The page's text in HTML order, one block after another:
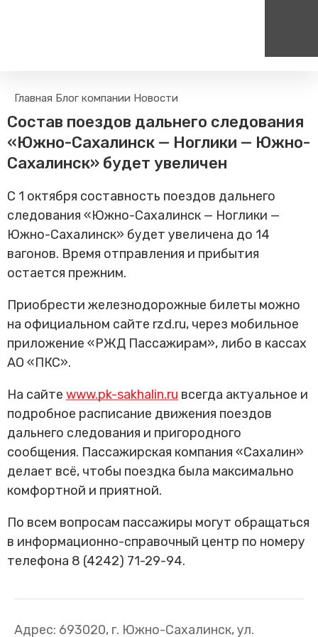
Пассажирам
Билетные кассы на станциях
Камеры хранения
Правила
Маломобильным
пассажирам
Прочие услуги
лист
Трансфер пассажиров
на сайт
Организованные туры
Единый номер вызова экстренных служб
112
Главная Блог компании Новости
Состав поездов дальнего следования
«Южно-Сахалинск — Ноглики — Южно-
Сахалинск» будет увеличен
С 1 октября составность поездов дальнего
следования «Южно-Сахалинск — Ноглики —
Южно-Сахалинск» будет увеличена до 14
вагонов. Время отправления и прибытия
остается прежним.
Приобрести железнодорожные билеты можно
на официальном сайте rzd.ru, через мобильное
приложение «РЖД Пассажирам», либо в кассах
АО «ПКС».
На сайте www.pk-sakhalin.ru всегда актуальное и
подробное расписание движения поездов
дальнего следования и пригородного
сообщения. Пассажирская компания «Сахалин»
делает всё, чтобы поездка была максимально
комфортной и приятной.
По всем вопросам пассажиры могут обращаться
в информационно-справочный центр по номеру
телефона 8 (4242) 71-29-94.
Адрес: 693020, г. Южно-Сахалинск, ул.